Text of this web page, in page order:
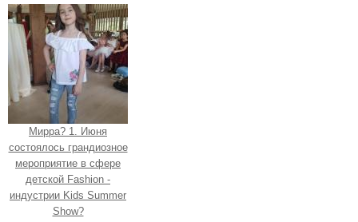
Мирра? 1. Июня
состоялось грандиозное
мероприятие в сфере
детской Fashion -
индустрии Kids Summer
Show?